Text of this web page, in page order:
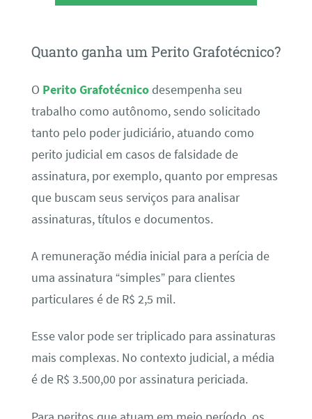
Quanto ganha um Perito Grafotécnico?
O Perito Grafotécnicodesempenha seu
trabalho como autônomo, sendo solicitado
tanto pelo poder judiciário, atuando como
perito judicial em casos de falsidade de
assinatura, por exemplo, quanto por empresas
que buscam seus serviços para analisar
assinaturas, títulos e documentos.
A remuneração média inicial para a perícia de
uma assinatura “simples” para clientes
particulares é de R$ 2,5 mil.
Esse valor pode ser triplicado para assinaturas
mais complexas. No contexto judicial, a média
é de R$ 3.500,00 por assinatura periciada.